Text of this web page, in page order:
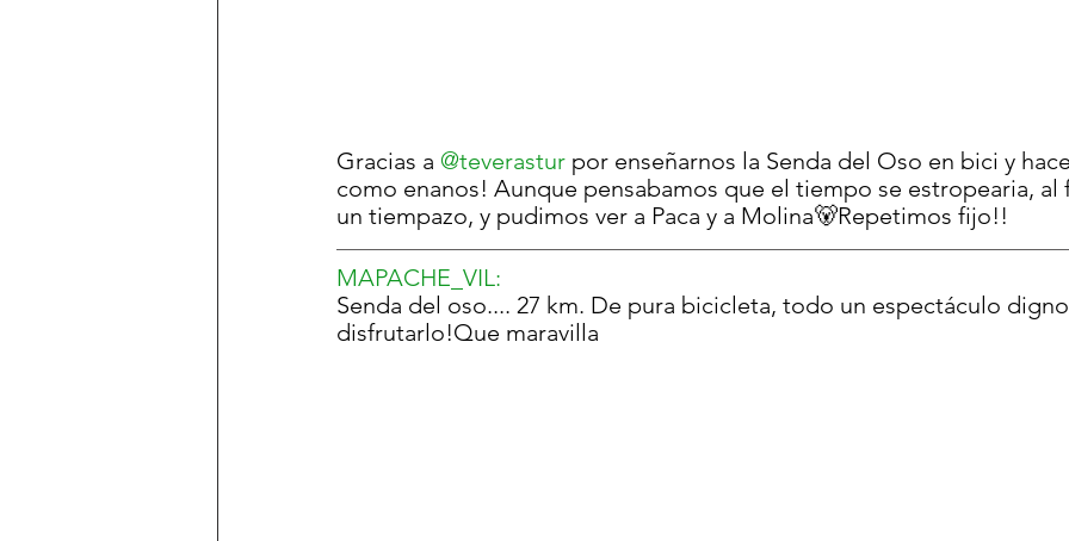
Gracias a @teverastur por enseñarnos la Senda del Oso en bici y
como enanos! Aunque pensabamos que el tiempo se estropearia,
un tiempazo, y pudimos ver a Paca y a Molina🐻Repetimos fijo!!
MAPACHE_VIL:
Senda del oso.... 27 km. De pura bicicleta, todo un espectáculo
disfrutarlo!Que maravilla